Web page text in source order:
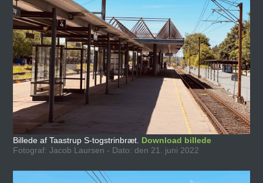
Billede af Taastrup S-togstrinbræt. Download billede
Fotograf: Jacob Laursen - Dato: den 21. juni 2022